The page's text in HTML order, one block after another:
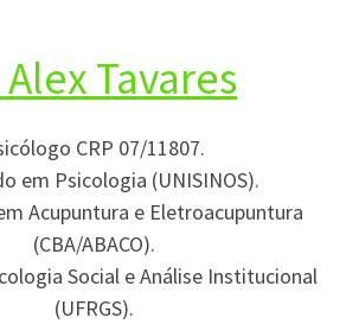
Alex Tavares
CRP 07/11807.
em Psicologia (UNISINOS).
Acupuntura e Eletroacupuntura
(CBA/ABACO).
Social e Análise Institucional
(UFRGS).